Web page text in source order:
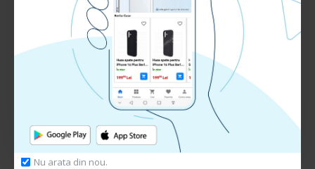
Nu arata din nou.
Distanta pana la 10 metri
Durata de incarcare 2 ore
Impedanta 32 Ohmi
Sensibilitate 108 dB
Gama de frecventa: 12 Hz pana la 22KHz
RECENZII CLIENTI: